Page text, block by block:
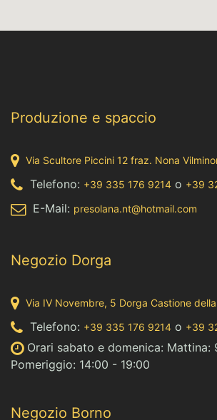
Produzione e spaccio
Via Scultore Piccini 12 fraz. Nona
Telefono: +39 335 176 9214 o +39
E-Mail: presolana.nt@hotmail.com
Negozio Dorga
Via IV Novembre, 5 Dorga Castione
Telefono: +39 335 176 9214 o +39
Orari sabato e domenica: Mattina:
Pomeriggio: 14:00 - 19:00
Negozio Borno